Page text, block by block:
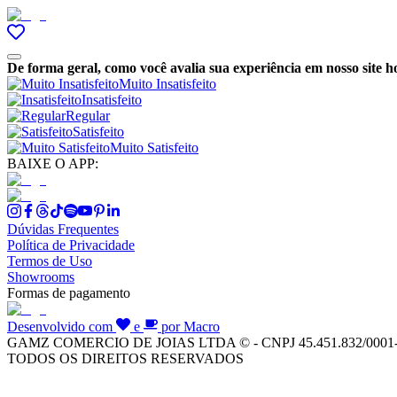
De forma geral, como você avalia sua experiência em nosso site
Muito Insatisfeito
Insatisfeito
Regular
Satisfeito
Muito Satisfeito
BAIXE O APP:
Dúvidas Frequentes
Política de Privacidade
Termos de Uso
Showrooms
Formas de pagamento
Desenvolvido com e
por Macro
GAMZ COMERCIO DE JOIAS LTDA © - CNPJ 45.451.832/
TODOS OS DIREITOS RESERVADOS